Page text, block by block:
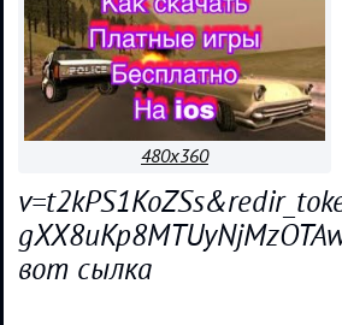
480x360
вот сылка